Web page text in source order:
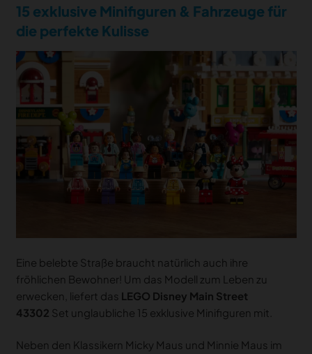
15 exklusive Minifiguren & Fahrzeuge für
die perfekte Kulisse
Eine belebte Straße braucht natürlich auch ihre
fröhlichen Bewohner! Um das Modell zum Leben zu
erwecken, liefert das LEGO Disney Main Street
43302 Set unglaubliche 15 exklusive Minifiguren mit.
Neben den Klassikern Micky Maus und Minnie Maus im